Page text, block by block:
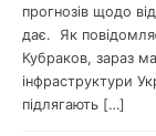
прогнозів щодо
дає. Як
Кубраков, зараз
інфраструктури
підлягають […]